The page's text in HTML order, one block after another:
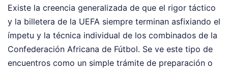
Existe la creencia generalizada de que el rigor táctico
y la billetera de la UEFA siempre terminan asfixiando el
ímpetu y la técnica individual de los combinados de la
Confederación Africana de Fútbol. Se ve este tipo de
encuentros como un simple trámite de preparación o